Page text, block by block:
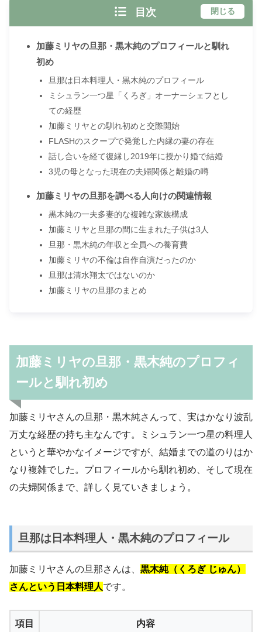
目次 閉じる
加藤ミリヤの旦那・黒木純のプロフィールと馴れ
初め
旦那は日本料理人・黒木純のプロフィール
ミシュラン一つ星「くろぎ」オーナーシェフとし
ての経歴
加藤ミリヤとの馴れ初めと交際開始
FLASHのスクープで発覚した内縁の妻の存在
話し合いを経て復縁し2019年に授かり婚で結婚
3児の母となった現在の夫婦関係と離婚の噂
加藤ミリヤの旦那を調べる人向けの関連情報
黒木純の一夫多妻的な複雑な家族構成
加藤ミリヤと旦那の間に生まれた子供は3人
旦那・黒木純の年収と全員への養育費
加藤ミリヤの不倫は自作自演だったのか
旦那は清水翔太ではないのか
加藤ミリヤの旦那のまとめ
加藤ミリヤの旦那・黒木純のプロフィ
ールと馴れ初め
加藤ミリヤさんの旦那・黒木純さんって、実はかなり波乱
万丈な経歴の持ち主なんです。ミシュラン一つ星の料理人
というと華やかなイメージですが、結婚までの道のりはか
なり複雑でした。プロフィールから馴れ初め、そして現在
の夫婦関係まで、詳しく見ていきましょう。
旦那は日本料理人・黒木純のプロフィール
加藤ミリヤさんの旦那さんは、 黒木純（くろぎ じゅん）
さんという日本料理人です。
項目 内容